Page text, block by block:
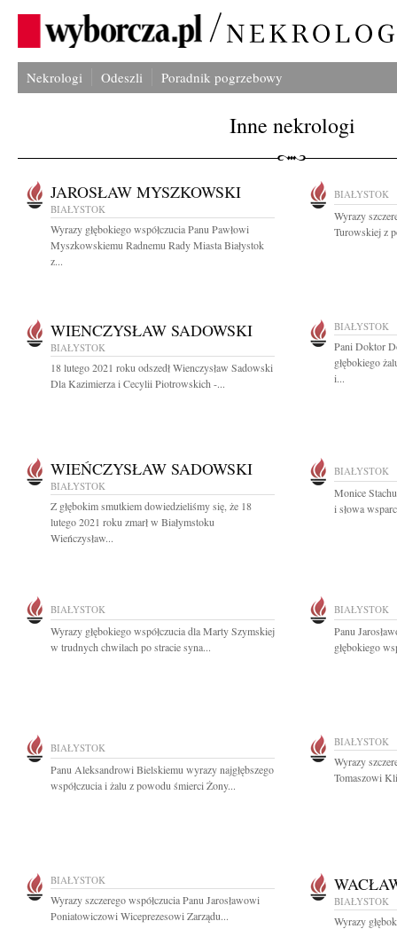
Nekrologi Odeszli Poradnik pogrzebowy
Inne nekrologi
JAROSŁAW MYSZKOWSKI
BIAŁYSTOK
Wyrazy głębokiego współczucia Panu Pawłowi
Myszkowskiemu Radnemu Rady Miasta Białystok
z...
BIAŁYSTOK
Wyrazy
Turowskiej z
WIENCZYSŁAW SADOWSKI
BIAŁYSTOK
18 lutego 2021 roku odszedł Wienczysław Sadowski
Dla Kazimierza i Cecylii Piotrowskich -...
BIAŁYSTOK
Pani Doktor
głębokiego
i...
WIEŃCZYSŁAW SADOWSKI
BIAŁYSTOK
Z głębokim smutkiem dowiedzieliśmy się, że 18
lutego 2021 roku zmarł w Białymstoku
Wieńczysław...
BIAŁYSTOK
Monice
i słowa
BIAŁYSTOK
Wyrazy głębokiego współczucia dla Marty Szymskiej
w trudnych chwilach po stracie syna...
BIAŁYSTOK
Panu
głębokiego
BIAŁYSTOK
Panu Aleksandrowi Bielskiemu wyrazy najgłębszego
współczucia i żalu z powodu śmierci Żony...
BIAŁYSTOK
Wyrazy
Tomaszowi
BIAŁYSTOK
Wyrazy szczerego współczucia Panu Jarosławowi
Poniatowiczowi Wiceprezesowi Zarządu...
BIAŁYSTOK
Wyrazy